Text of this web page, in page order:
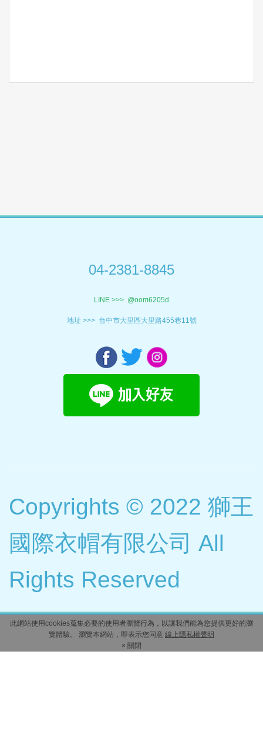
04-2381-8845
LINE >>> @oom6205d
地址 >>> 台中市大里區大里路455巷11號
Copyrights © 2022 獅王
國際衣帽有限公司 All
Rights Reserved
此網站使用cookies蒐集必要的使用者瀏覽行為，以讓我們能為您提供更好的瀏
覽體驗。 瀏覽本網站，即表示您同意 線上隱私權聲明
× 關閉